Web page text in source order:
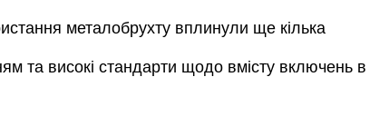
металобрухту вплинули ще кілька
та високі стандарти щодо вмісту включень в